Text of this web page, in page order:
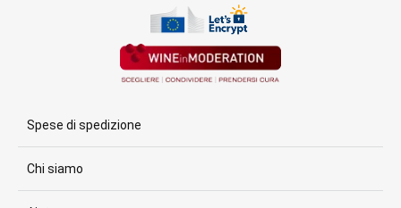
Spese di spedizione
Chi siamo